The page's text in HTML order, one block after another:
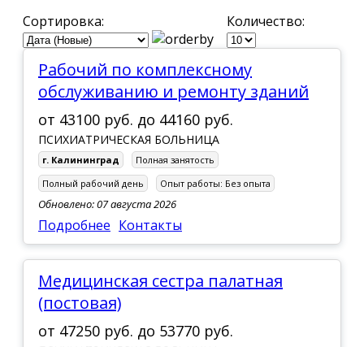
г. Гвардейск
г. Гурьевск
г. Гусев
г. Зеленоградск
г. Калининград
г. Краснознаменск
г. Ладушкин
г. Мамоново
г. Озёрск
г. Пионерский
Сортировка: Количество:
Рабочий по комплексному
обслуживанию и ремонту зданий
от 43100 руб. до 44160 руб.
ПСИХИАТРИЧЕСКАЯ БОЛЬНИЦА
г. Калининград
Полная занятость
Полный рабочий день
Опыт работы: Без опыта
Обновлено: 07 августа 2026
Подробнее Контакты
медицинская сестра палатная
(постовая)
от 47250 руб. до 53770 руб.